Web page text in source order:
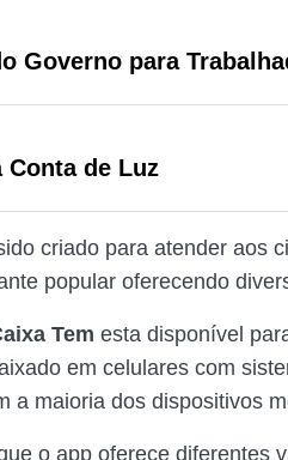
Governo para
Conta de Luz
criado para atender aos
popular oferecendo
Tem esta disponível
em celulares com
a maioria dos dispositivos
o app oferece diferentes